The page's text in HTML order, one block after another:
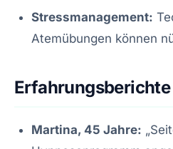
Stressmanagement:
Atemübungen können
Erfahrungsberichte
Martina, 45 Jahre: